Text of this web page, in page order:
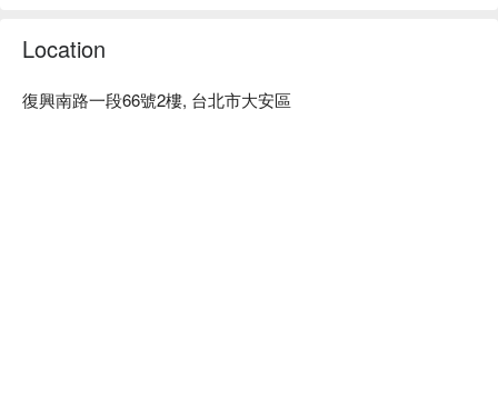
片）的手部造型穿戴甲，方案內可選擇的主題材料風格超過百
種。
立刻查看
Location
復興南路一段66號2樓, 台北市大安區